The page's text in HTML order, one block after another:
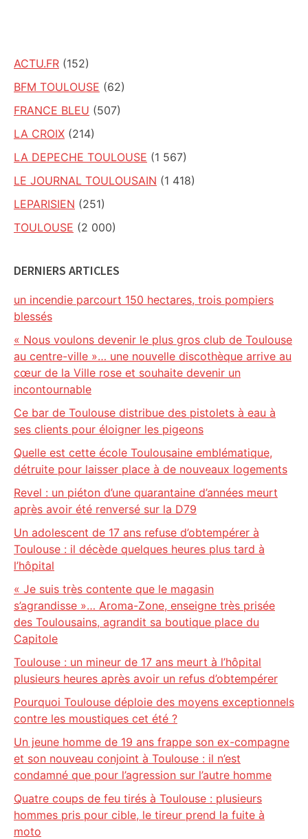
ACTU.FR (152)
BFM TOULOUSE (62)
FRANCE BLEU (507)
LA CROIX (214)
LA DEPECHE TOULOUSE (1 567)
LE JOURNAL TOULOUSAIN (1 418)
LEPARISIEN (251)
TOULOUSE (2 000)
DERNIERS ARTICLES
un incendie parcourt 150 hectares, trois pompiers
blessés
« Nous voulons devenir le plus gros club de Toulouse
au centre-ville »… une nouvelle discothèque arrive au
cœur de la Ville rose et souhaite devenir un
incontournable
Ce bar de Toulouse distribue des pistolets à eau à
ses clients pour éloigner les pigeons
Quelle est cette école Toulousaine emblématique,
détruite pour laisser place à de nouveaux logements
Revel : un piéton d’une quarantaine d’années meurt
après avoir été renversé sur la D79
Un adolescent de 17 ans refuse d’obtempérer à
Toulouse : il décède quelques heures plus tard à
l’hôpital
« Je suis très contente que le magasin
s’agrandisse »… Aroma-Zone, enseigne très prisée
des Toulousains, agrandit sa boutique place du
Capitole
Toulouse : un mineur de 17 ans meurt à l’hôpital
plusieurs heures après avoir un refus d’obtempérer
Pourquoi Toulouse déploie des moyens exceptionnels
contre les moustiques cet été ?
Un jeune homme de 19 ans frappe son ex-compagne
et son nouveau conjoint à Toulouse : il n’est
condamné que pour l’agression sur l’autre homme
Quatre coups de feu tirés à Toulouse : plusieurs
hommes pris pour cible, le tireur prend la fuite à
moto